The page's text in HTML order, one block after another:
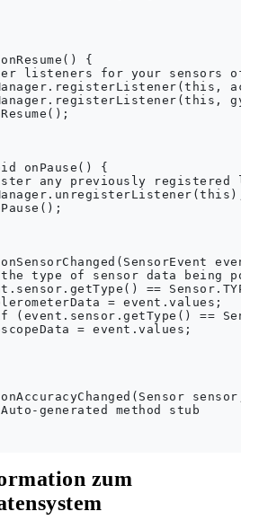
{
listeners for your sensors of
onPause() {
any previously registered
type of sensor data being
==
= event.values;
(event.sensor.getType() ==
= event.values;
sensor,
generated method stub
zum